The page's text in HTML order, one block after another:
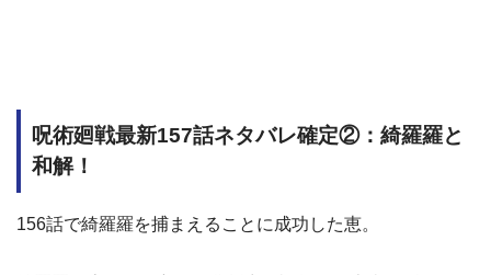
呪術廻戦最新157話ネタバレ確定②：綺羅羅と
和解！
156話で綺羅羅を捕まえることに成功した恵。